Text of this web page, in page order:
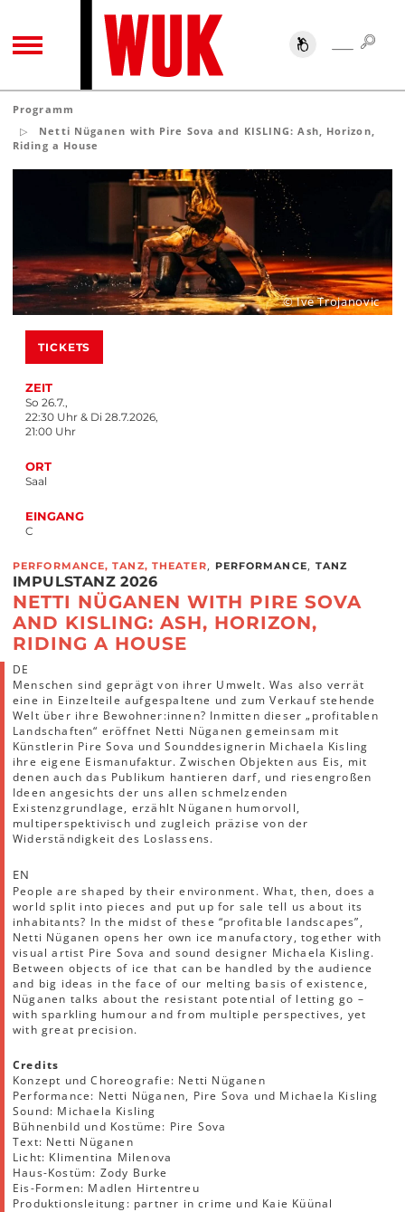
TOGGLE NAVIGATION SUCHE
Programm
Netti Nüganen with Pire Sova and KISLING: Ash, Horizon,
Riding a House
TICKETS
ZEIT
So 26.7.,
22:30 Uhr & Di 28.7.2026,
21:00 Uhr
ORT
Saal
EINGANG
C
© Ive Trojanovic
PERFORMANCE, TANZ, THEATER, PERFORMANCE, TANZ
IMPULSTANZ 2026
NETTI NÜGANEN WITH PIRE SOVA
AND KISLING: ASH, HORIZON,
RIDING A HOUSE
DE
Menschen sind geprägt von ihrer Umwelt. Was also verrät
eine in Einzelteile aufgespaltene und zum Verkauf stehende
Welt über ihre Bewohner:innen? Inmitten dieser „profitablen
Landschaften“ eröffnet Netti Nüganen gemeinsam mit
Künstlerin Pire Sova und Sounddesignerin Michaela Kisling
ihre eigene Eismanufaktur. Zwischen Objekten aus Eis, mit
denen auch das Publikum hantieren darf, und riesengroßen
Ideen angesichts der uns allen schmelzenden
Existenzgrundlage, erzählt Nüganen humorvoll,
multiperspektivisch und zugleich präzise von der
Widerständigkeit des Loslassens.
EN
People are shaped by their environment. What, then, does a
world split into pieces and put up for sale tell us about its
inhabitants? In the midst of these “profitable landscapes”,
Netti Nüganen opens her own ice manufactory, together with
visual artist Pire Sova and sound designer Michaela Kisling.
Between objects of ice that can be handled by the audience
and big ideas in the face of our melting basis of existence,
Nüganen talks about the resistant potential of letting go –
with sparkling humour and from multiple perspectives, yet
with great precision.
Credits
Konzept und Choreografie: Netti Nüganen
Performance: Netti Nüganen, Pire Sova und Michaela Kisling
Sound: Michaela Kisling
Bühnenbild und Kostüme: Pire Sova
Text: Netti Nüganen
Licht: Klimentina Milenova
Haus-Kostüm: Zody Burke
Eis-Formen: Madlen Hirtentreu
Produktionsleitung: partner in crime und Kaie Küünal